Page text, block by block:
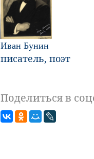
Иван Бунин
писатель, поэт
Поделиться в